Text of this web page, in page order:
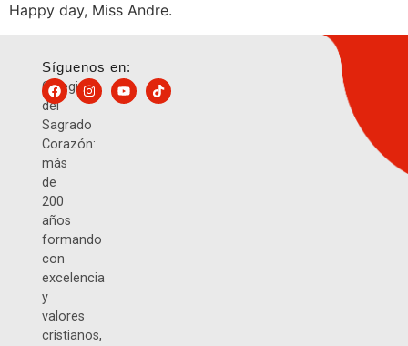
Happy day, Miss Andre.
Colegio
del
Sagrado
Corazón:
más
de
200
años
formando
con
excelencia
y
valores
cristianos,
Síguenos en: